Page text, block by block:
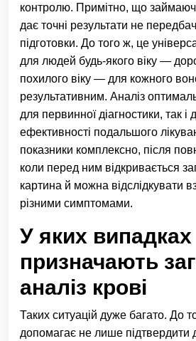
контролю. Примітно, що
дає точні результати не
підготовки. До того ж, це
для людей будь-якого віку —
похилого віку — для кожного
результативним. Аналіз
для первинної діагностики, так
ефективності подальшого
показники комплексно, після
коли перед ним відкривається
картина й можна відслідкувати
різними симптомами.
У яких випадках
призначають
аналіз крові
Таких ситуацій дуже багато. До
допомагає не лише підтвердити